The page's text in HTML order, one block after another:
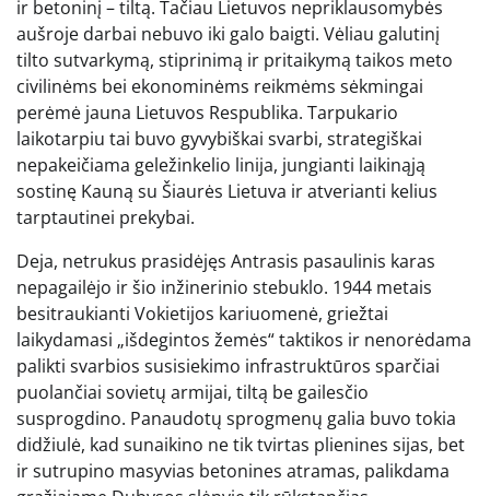
ir betoninį – tiltą. Tačiau Lietuvos nepriklausomybės
aušroje darbai nebuvo iki galo baigti. Vėliau galutinį
tilto sutvarkymą, stiprinimą ir pritaikymą taikos meto
civilinėms bei ekonominėms reikmėms sėkmingai
perėmė jauna Lietuvos Respublika. Tarpukario
laikotarpiu tai buvo gyvybiškai svarbi, strategiškai
nepakeičiama geležinkelio linija, jungianti laikinąją
sostinę Kauną su Šiaurės Lietuva ir atverianti kelius
tarptautinei prekybai.
Deja, netrukus prasidėjęs Antrasis pasaulinis karas
nepagailėjo ir šio inžinerinio stebuklo. 1944 metais
besitraukianti Vokietijos kariuomenė, griežtai
laikydamasi „išdegintos žemės“ taktikos ir nenorėdama
palikti svarbios susisiekimo infrastruktūros sparčiai
puolančiai sovietų armijai, tiltą be gailesčio
susprogdino. Panaudotų sprogmenų galia buvo tokia
didžiulė, kad sunaikino ne tik tvirtas plienines sijas, bet
ir sutrupino masyvias betonines atramas, palikdama